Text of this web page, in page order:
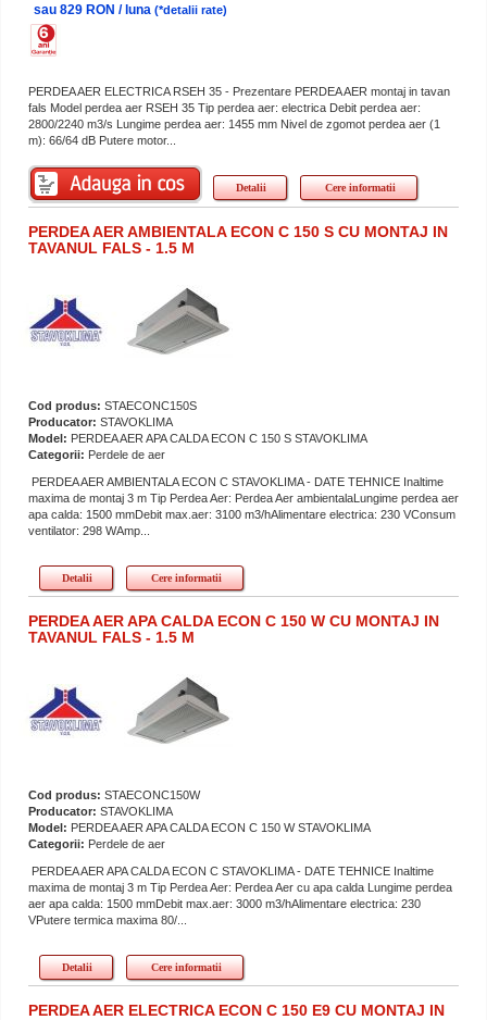
sau 829 RON / luna (*detalii rate)
PERDEA AER ELECTRICA RSEH 35 - Prezentare PERDEA AER montaj in tavan
fals Model perdea aer RSEH 35 Tip perdea aer: electrica Debit perdea aer:
2800/2240 m3/s Lungime perdea aer: 1455 mm Nivel de zgomot perdea aer (1
m): 66/64 dB Putere motor...
Detalii Cere informatii
PERDEA AER AMBIENTALA ECON C 150 S CU MONTAJ IN
TAVANUL FALS - 1.5 M
Cod produs: STAECONC150S
Producator: STAVOKLIMA
Model: PERDEA AER APA CALDA ECON C 150 S STAVOKLIMA
Categorii: Perdele de aer
PERDEA AER AMBIENTALA ECON C STAVOKLIMA - DATE TEHNICE Inaltime
maxima de montaj 3 m Tip Perdea Aer: Perdea Aer ambientalaLungime perdea aer
apa calda: 1500 mmDebit max.aer: 3100 m3/hAlimentare electrica: 230 VConsum
ventilator: 298 WAmp...
Detalii Cere informatii
PERDEA AER APA CALDA ECON C 150 W CU MONTAJ IN
TAVANUL FALS - 1.5 M
Cod produs: STAECONC150W
Producator: STAVOKLIMA
Model: PERDEA AER APA CALDA ECON C 150 W STAVOKLIMA
Categorii: Perdele de aer
PERDEA AER APA CALDA ECON C STAVOKLIMA - DATE TEHNICE Inaltime
maxima de montaj 3 m Tip Perdea Aer: Perdea Aer cu apa calda Lungime perdea
aer apa calda: 1500 mmDebit max.aer: 3000 m3/hAlimentare electrica: 230
VPutere termica maxima 80/...
Detalii Cere informatii
PERDEA AER ELECTRICA ECON C 150 E9 CU MONTAJ IN